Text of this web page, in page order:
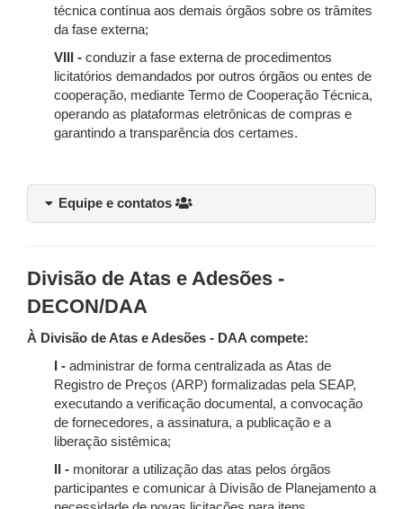
técnica contínua aos demais órgãos sobre os trâmites
da fase externa;
VIII - conduzir a fase externa de procedimentos
licitatórios demandados por outros órgãos ou entes de
cooperação, mediante Termo de Cooperação Técnica,
operando as plataformas eletrônicas de compras e
garantindo a transparência dos certames.
Equipe e contatos
Divisão de Atas e Adesões -
DECON/DAA
À Divisão de Atas e Adesões - DAA compete:
I - administrar de forma centralizada as Atas de
Registro de Preços (ARP) formalizadas pela SEAP,
executando a verificação documental, a convocação
de fornecedores, a assinatura, a publicação e a
liberação sistêmica;
II - monitorar a utilização das atas pelos órgãos
participantes e comunicar à Divisão de Planejamento a